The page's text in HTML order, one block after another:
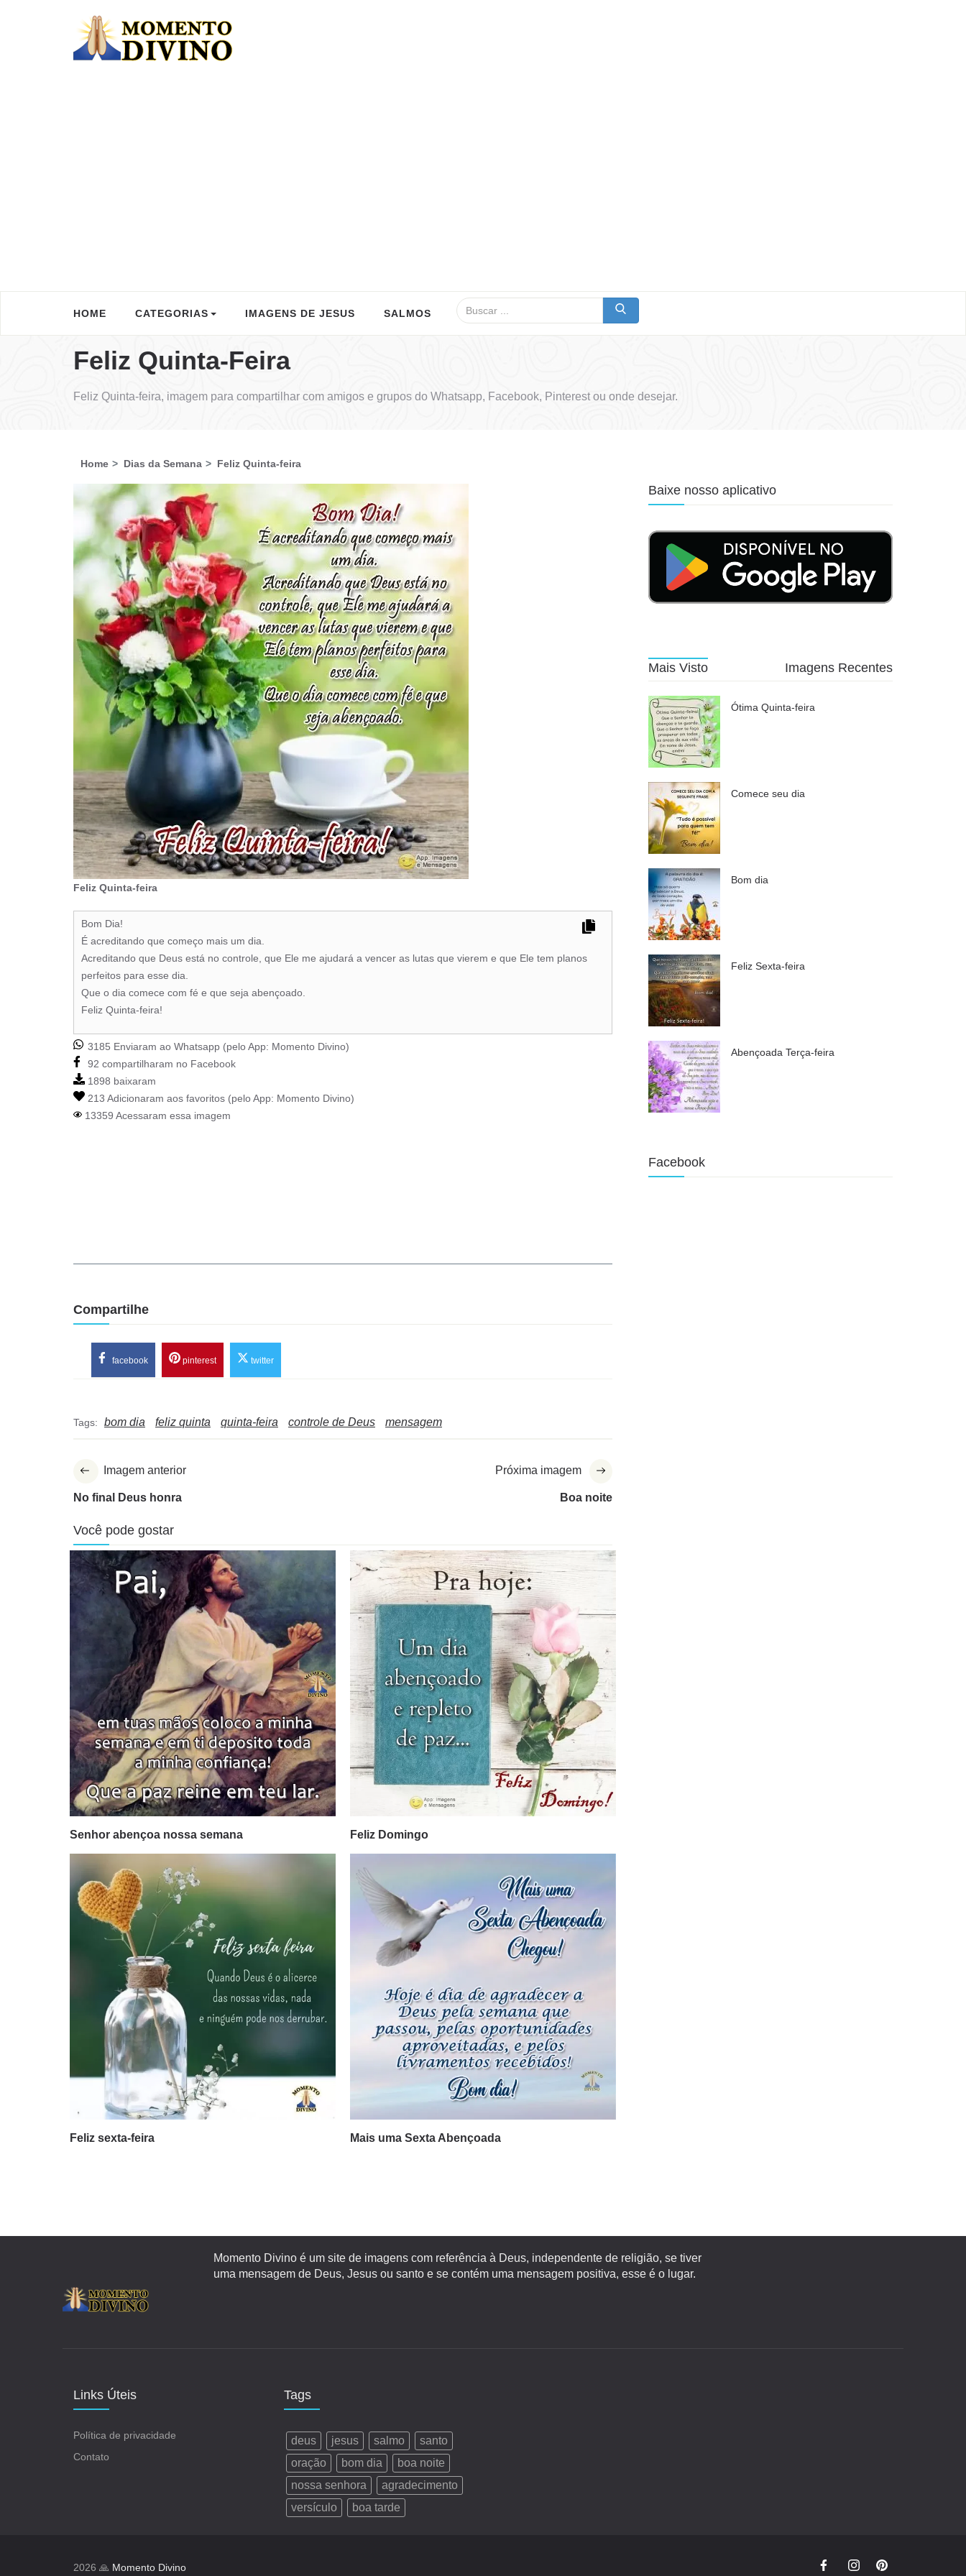
HOME CATEGORIAS IMAGENS DE JESUS SALMOS
Feliz Quinta-Feira
Feliz Quinta-feira, imagem para compartilhar com amigos e grupos do Whatsapp, Facebook, Pinterest ou onde desejar.
Home Dias da Semana Feliz Quinta-feira
Feliz Quinta-feira
Bom Dia!
É acreditando que começo mais um dia.
Acreditando que Deus está no controle, que Ele me ajudará a vencer as lutas que vierem e que Ele tem planos
perfeitos para esse dia.
Que o dia comece com fé e que seja abençoado.
Feliz Quinta-feira!
3185 Enviaram ao Whatsapp (pelo App: Momento Divino)
92 compartilharam no Facebook
1898 baixaram
213 Adicionaram aos favoritos (pelo App: Momento Divino)
13359 Acessaram essa imagem
Compartilhe
facebook pinterest twitter
Tags: bom dia feliz quinta quinta-feira controle de Deus mensagem
Imagem anterior
No final Deus honra
Próxima imagem
Boa noite
Você pode gostar
Senhor abençoa nossa semana Feliz Domingo
Feliz sexta-feira Mais uma Sexta Abençoada
Baixe nosso aplicativo
Mais Visto Imagens Recentes
Ótima Quinta-feira
Comece seu dia
Bom dia
Feliz Sexta-feira
Abençoada Terça-feira
Facebook
Momento Divino é um site de imagens com referência à Deus, independente de religião, se tiver
uma mensagem de Deus, Jesus ou santo e se contém uma mensagem positiva, esse é o lugar.
Links Úteis
Política de privacidade
Contato
Tags
deus jesus salmo
santo
oração
bom dia
boa noite
nossa senhora
agradecimento
versículo
boa tarde
2026 🙏 Momento Divino